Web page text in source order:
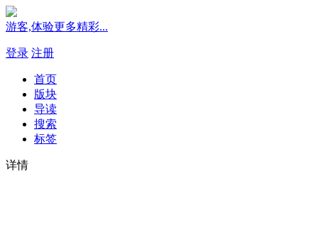
游客,体验更多精彩...
登录 注册
首页
版块
导读
搜索
标签
详情